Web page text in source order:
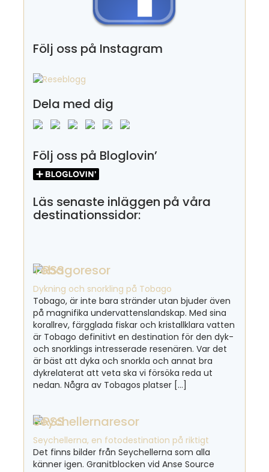
Följ oss på Instagram
Dela med dig
Följ oss på Bloglovin’
Läs senaste inläggen på våra
destinationssidor:
Tobagoresor
Dykning och snorkling på Tobago
Tobago, är inte bara stränder utan bjuder även
på magnifika undervattenslandskap. Med sina
korallrev, färgglada fiskar och kristallklara vatten
är Tobago definitivt en destination för den dyk-
och snorklings intresserade resenären. Var det
är bäst att dyka och snorkla och annat bra
dykrelaterat att veta ska vi försöka reda ut
nedan. Några av Tobagos platser […]
Seychellernaresor
Seychellerna, en fotodestination på riktigt
Det finns bilder från Seychellerna som alla
känner igen. Granitblocken vid Anse Source